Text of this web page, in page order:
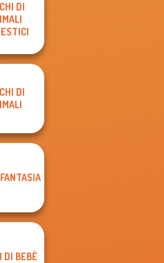
DI
DI
DI BEBÈ